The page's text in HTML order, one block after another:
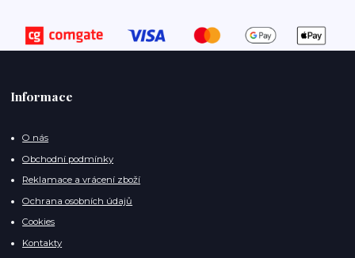
Informace
O nás
Obchodní podmínky
Reklamace a vrácení zboží
Ochrana osobních údajů
Cookies
Kontakty